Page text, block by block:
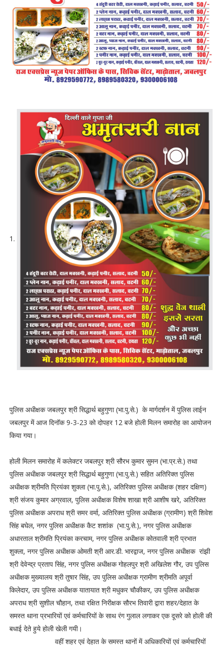
पुलिस अधीक्षक जबलपुर श्री सिद्धार्थ बहुगुणा (भा.पु.से.) के मार्गदर्शन में पुलिस लाईन
जबलपुर में आज दिनॉक 9-3-23 को दोपहर 12 बजे होली मिलन समारोह का आयोजन
किया गया।
होली मिलन समारोह में कलेक्टर जबलपुर श्री सौरभ कुमार सुमन (भा.प्र.से.) तथा
पुलिस अधीक्षक जबलपुर श्री सिद्धार्थ बहुगुणा (भा.पु.से.) सहित अतिरिक्त पुलिस
अधीक्षक श्रीमति प्रियंका शुक्ला (भा.पु.से.), अतिरिक्त पुलिस अधीक्षक (शहर दक्षिण)
श्री संजय कुमार अग्रवाल, पुलिस अधीक्षक विशेष शाखा श्री आशीष खरे, अतिरिक्त
पुलिस अधीक्षक अपराध श्री समर वर्मा, अतिरिक्त पुलिस अधीक्षक (ग्रामीण) श्री शिवेश
सिंह बघेल, नगर पुलिस अधीक्षक कैट शशांक (भा.पु.से.), नगर पुलिस अधीक्षक
अधारताल श्रीमति प्रियंका करचाम, नगर पुलिस अधीक्षक कोतवाली श्री प्रभात
शुक्ला, नगर पुलिस अधीक्षक ओमती श्री आर.डी. भारद्वाज, नगर पुलिस अधीक्षक रांझी
श्री देवेन्द्र प्रताप सिंह, नगर पुलिस अधीक्षक गोहलपुर श्री अखिलेश गौर, उप पुलिस
अधीक्षक मुख्यालय श्री तुषार सिंह, उप पुलिस अधीक्षक ग्रामीण श्रीमति अपूर्वा
किलेदार, उप पुलिस अधीक्षक यातायात श्री मधुकर चौकीकर, उप पुलिस अधीक्षक
अपराध श्री सुशील चौहान, तथा रक्षित निरीक्षक सौरभ तिवारी द्वारा शहर/देहात के
समस्त थाना प्रभारियों एवं कर्मचारियों के साथ रंग गुलाल लगाकर एक दूसरे को होली की
बधाई देते हुये होली खेली गयी।
वहीं शहर एवं देहात के समस्त थानों में अधिकारियों एवं कर्मचारियों